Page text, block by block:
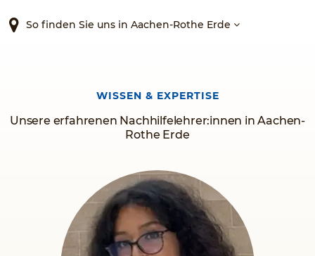
Abiprüfung naht, bieten wir zusätzlich Abi-Crashkurse an.
So finden Sie uns in Aachen-Rothe Erde
Unsere erfahrenen Nachhilfelehrer:innen in Aachen-
Rothe Erde
WISSEN & EXPERTISE